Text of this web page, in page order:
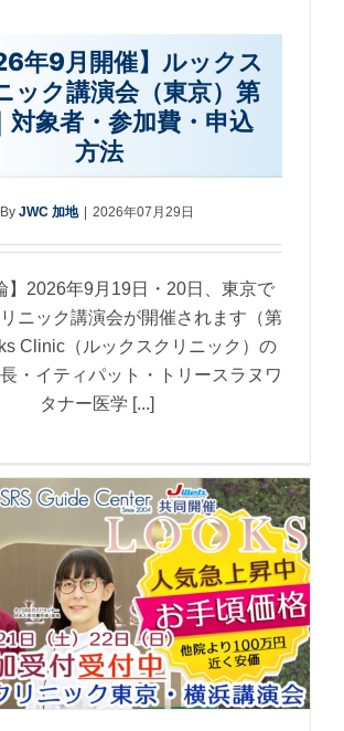
年9月開催】ルックス
ック講演会（東京）第
対象者・参加費・申込
方法
By JWC 加地 2026年07月29日
】2026年9月19日・20日、東京で
ニック講演会が開催されます（第
Clinic（ルックスクリニック）の
・イティパット・トリースラヌワ
タナー医学 [...]